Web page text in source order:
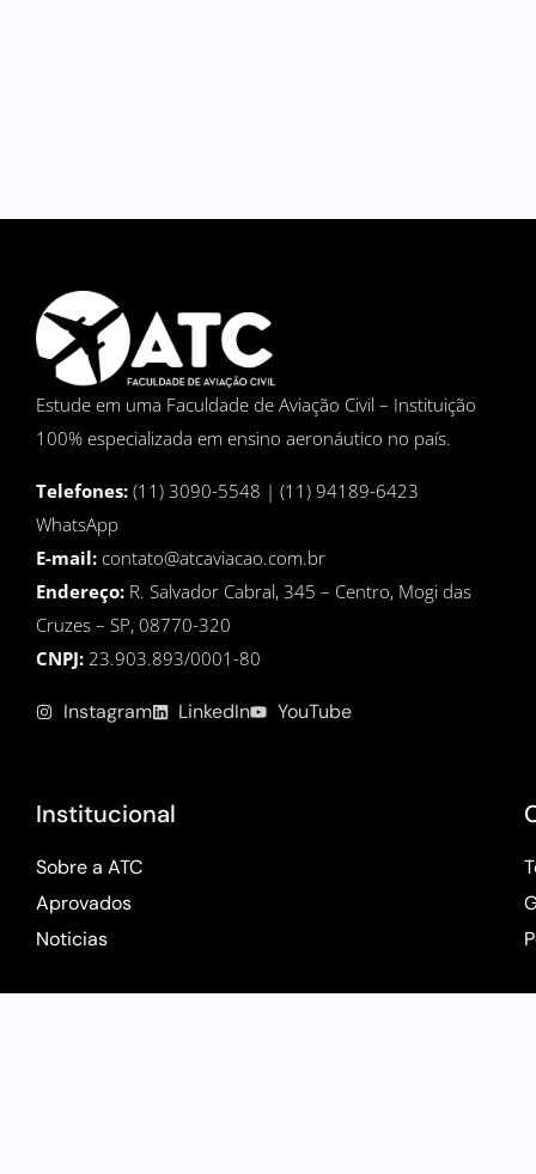
Estude em uma Faculdade de Aviação Civil – Instituição
100% especializada em ensino aeronáutico no país.
Telefones: (11) 3090-5548 | (11) 94189-6423
WhatsApp
E-mail: contato@atcaviacao.com.br
Endereço: R. Salvador Cabral, 345 – Centro, Mogi das
Cruzes – SP, 08770-320
CNPJ: 23.903.893/0001-80
Instagram LinkedIn YouTube
Institucional
Sobre a ATC
Aprovados
Noticias